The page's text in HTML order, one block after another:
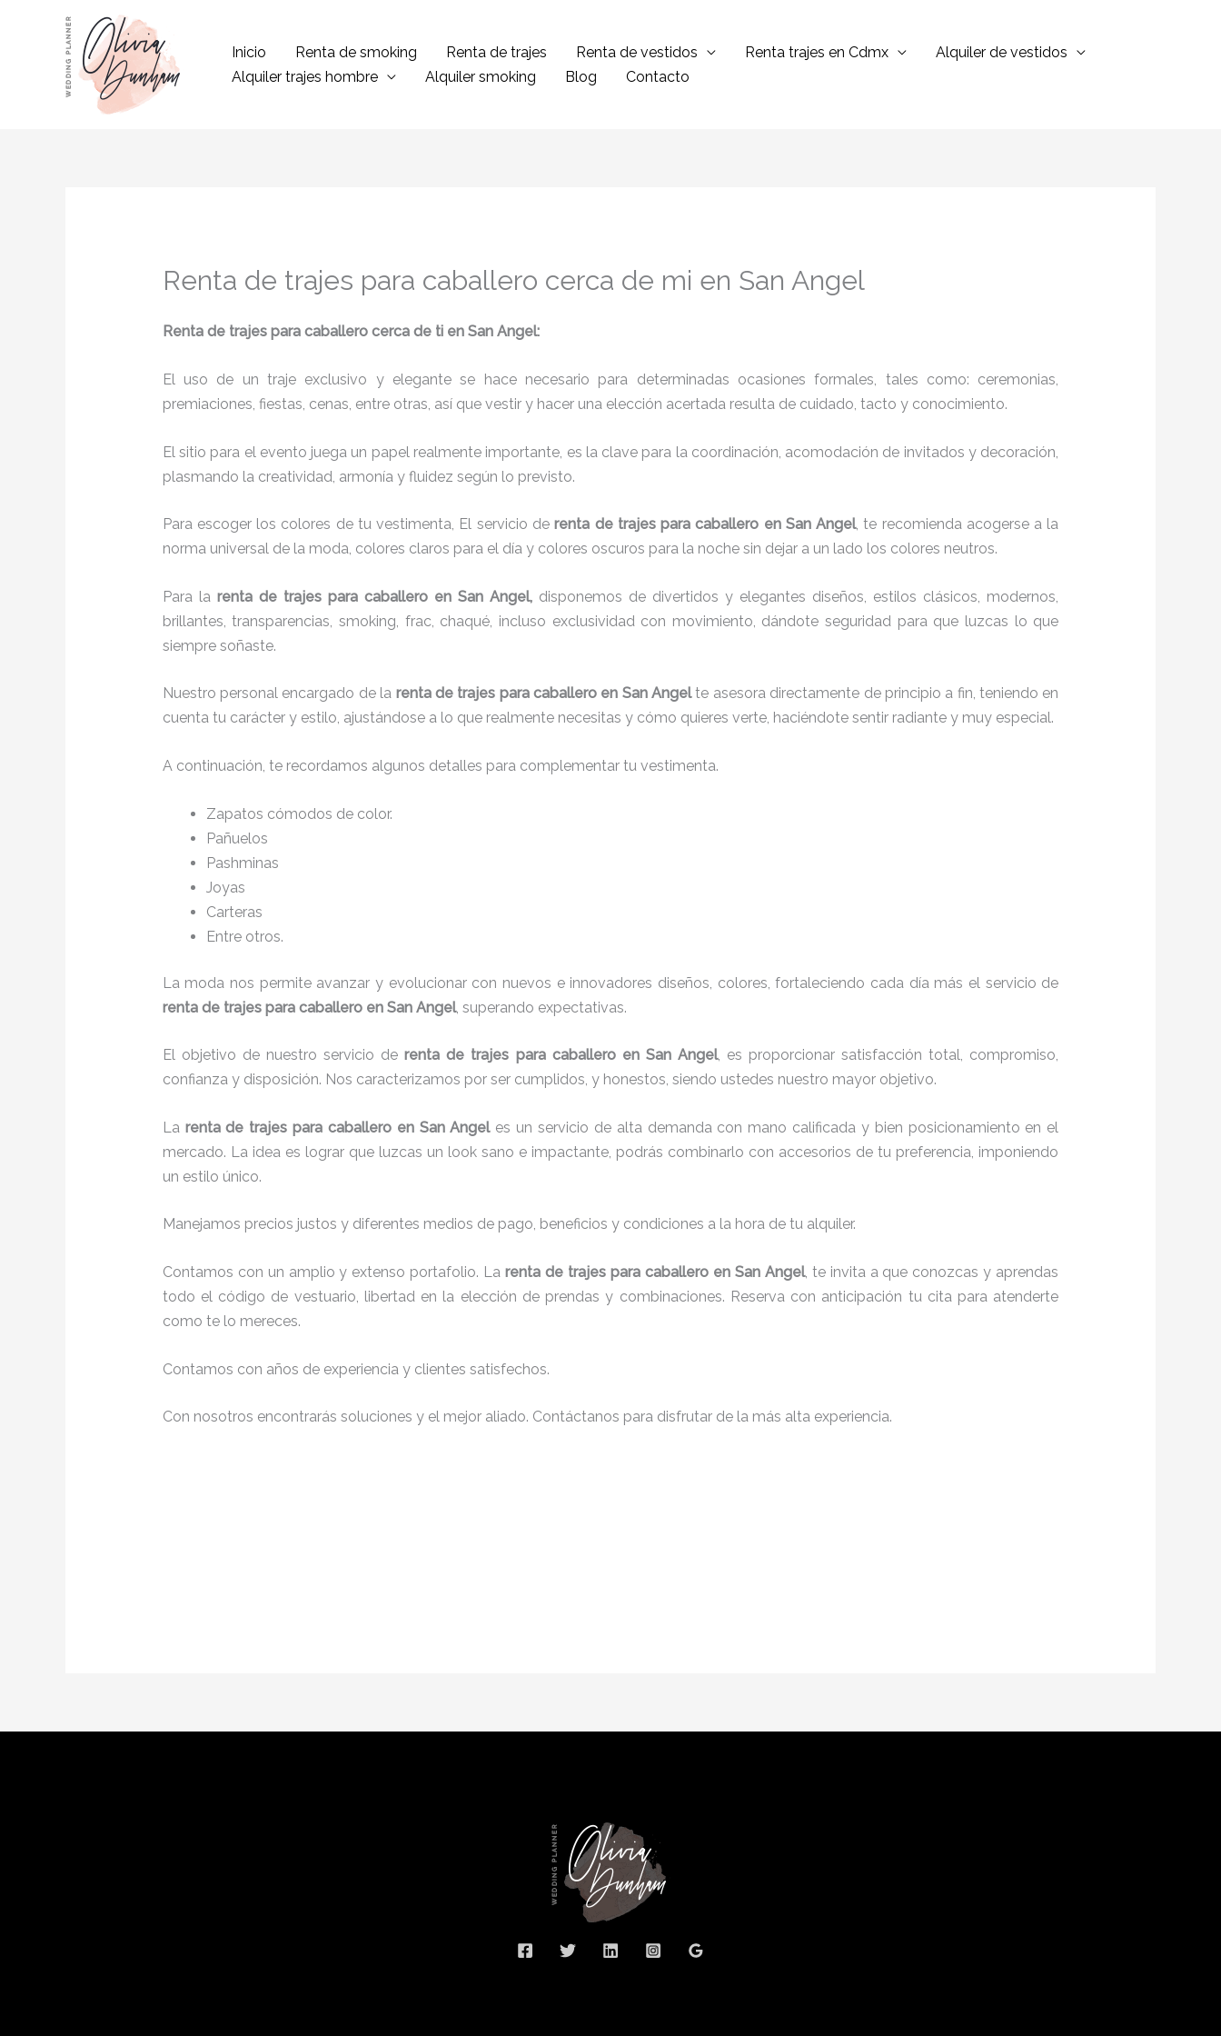
contenido
Inicio Renta de smoking Renta de trajes Renta de vestidos Renta trajes en Cdmx
Alquiler de vestidos
Alquiler trajes hombre
Alquiler smoking Blog Contacto
Renta de trajes para caballero cerca de mi en San Angel
Renta de trajes para caballero cerca de ti en San Angel:
El uso de un traje exclusivo y elegante se hace necesario para determinadas ocasiones formales, tales como: ceremonias,
premiaciones, fiestas, cenas, entre otras, así que vestir y hacer una elección acertada resulta de cuidado, tacto y conocimiento.
El sitio para el evento juega un papel realmente importante, es la clave para la coordinación, acomodación de invitados y decoración,
plasmando la creatividad, armonía y fluidez según lo previsto.
Para escoger los colores de tu vestimenta, El servicio derenta de trajes para caballero en San Angel, te recomienda acogerse a la
norma universal de la moda, colores claros para el día y colores oscuros para la noche sin dejar a un lado los colores neutros.
Para la renta de trajes para caballero en San Angel, disponemos de divertidos y elegantes diseños, estilos clásicos, modernos,
brillantes, transparencias, smoking, frac, chaqué, incluso exclusividad con movimiento, dándote seguridad para que luzcas lo que
siempre soñaste.
Nuestro personal encargado de la renta de trajes para caballero en San Angelte asesora directamente de principio a fin, teniendo en
cuenta tu carácter y estilo, ajustándose a lo que realmente necesitas y cómo quieres verte, haciéndote sentir radiante y muy especial.
A continuación, te recordamos algunos detalles para complementar tu vestimenta.
Zapatos cómodos de color.
Pañuelos
Pashminas
Joyas
Carteras
Entre otros.
La moda nos permite avanzar y evolucionar con nuevos e innovadores diseños, colores, fortaleciendo cada día más el servicio de
renta de trajes para caballero en San Angel, superando expectativas.
El objetivo de nuestro servicio derenta de trajes para caballero en San Angel, es proporcionar satisfacción total, compromiso,
confianza y disposición. Nos caracterizamos por ser cumplidos, y honestos, siendo ustedes nuestro mayor objetivo.
La renta de trajes para caballero en San Angel es un servicio de alta demanda con mano calificada y bien posicionamiento en el
mercado. La idea es lograr que luzcas un look sano e impactante, podrás combinarlo con accesorios de tu preferencia, imponiendo
un estilo único.
Manejamos precios justos y diferentes medios de pago, beneficios y condiciones a la hora de tu alquiler.
Contamos con un amplio y extenso portafolio. Larenta de trajes para caballero en San Angel, te invita a que conozcas y aprendas
todo el código de vestuario, libertad en la elección de prendas y combinaciones. Reserva con anticipación tu cita para atenderte
como te lo mereces.
Contamos con años de experiencia y clientes satisfechos.
Con nosotros encontrarás soluciones y el mejor aliado. Contáctanos para disfrutar de la más alta experiencia.